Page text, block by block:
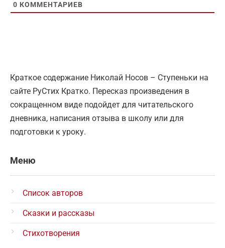
0 КОММЕНТАРИЕВ
Краткое содержание Николай Носов – Ступеньки на
сайте РуСтих Кратко. Пересказ произведения в
сокращенном виде подойдет для читательского
дневника, написания отзыва в школу или для
подготовки к уроку.
Меню
Список авторов
Сказки и рассказы
Стихотворения